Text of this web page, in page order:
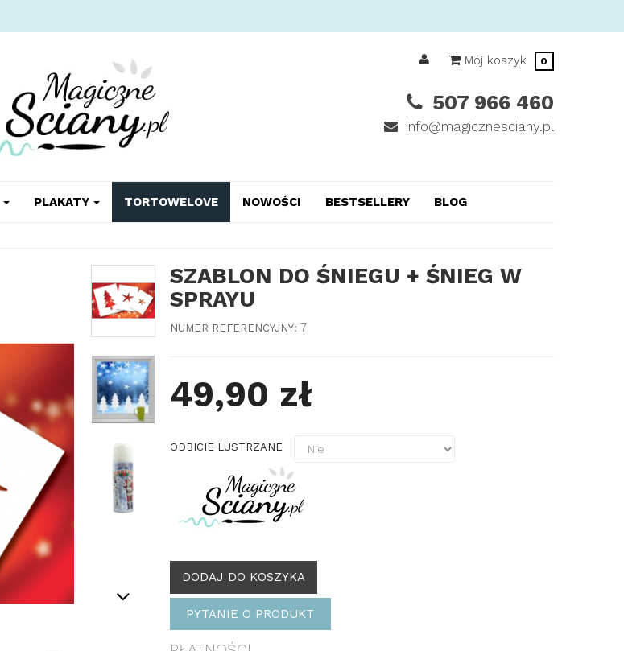
Mój koszyk 0
507 966 460
info@magicznesciany.pl
PLAKATY TORTOWELOVE NOWOŚCI BESTSELLERY BLOG
SZABLON DO ŚNIEGU + ŚNIEG W
SPRAYU
NUMER REFERENCYJNY: 7
49,90 zł
ODBICIE LUSTRZANE
DODAJ DO KOSZYKA
PYTANIE O PRODUKT